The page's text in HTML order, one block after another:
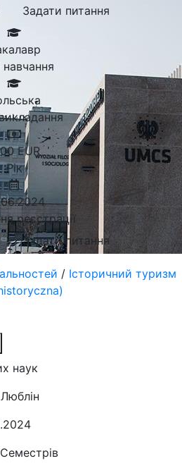
Задати питання
навчання
EUR
Рік
реєстрації
Задати питання
/ Історичний туризм
наук
Семестрів